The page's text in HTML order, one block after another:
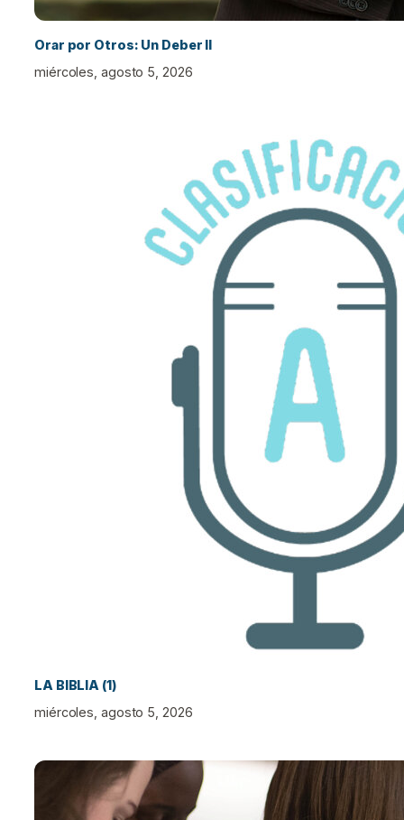
Orar por Otros: Un Deber II
miércoles, agosto 5, 2026
LA BIBLIA (1)
miércoles, agosto 5, 2026